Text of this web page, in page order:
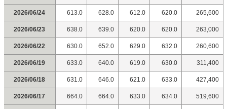
2026/06/24 613.0 628.0 612.0 620.0 265,600
2026/06/23 638.0 639.0 620.0 620.0 263,000
2026/06/22 630.0 652.0 629.0 632.0 260,600
2026/06/19 633.0 640.0 619.0 630.0 311,400
2026/06/18 631.0 646.0 621.0 633.0 427,400
2026/06/17 664.0 664.0 633.0 634.0 519,600